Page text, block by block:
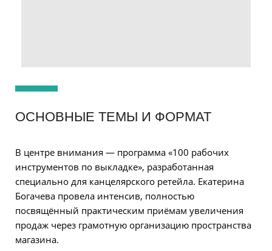
ОСНОВНЫЕ ТЕМЫ И ФОРМАТ
В центре внимания — программа «100 рабочих
инструментов по выкладке», разработанная
специально для канцелярского ретейла. Екатерина
Богачева провела интенсив, полностью
посвящённый практическим приёмам увеличения
продаж через грамотную организацию пространства
магазина.